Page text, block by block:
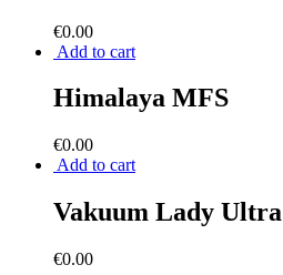
€0.00
Add to cart
Himalaya MFS
€0.00
Add to cart
Vakuum Lady Ultra
€0.00